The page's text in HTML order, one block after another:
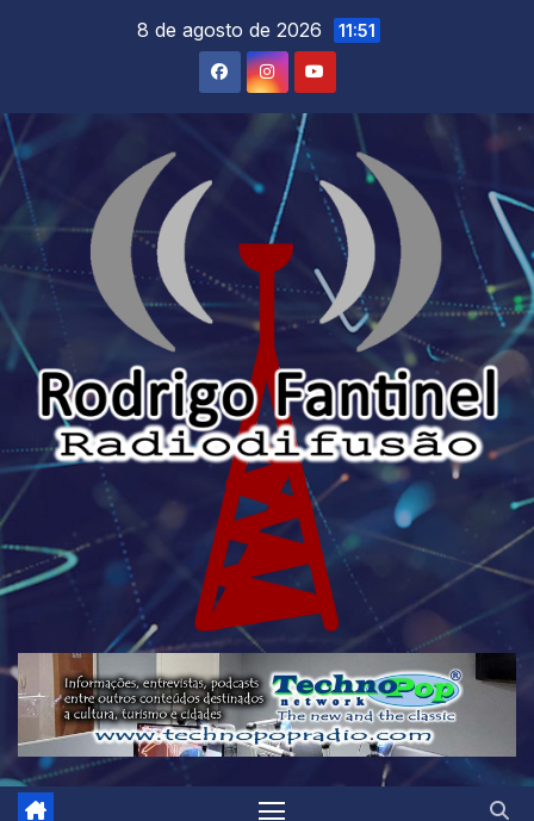
8 de agosto de 2026 11:51